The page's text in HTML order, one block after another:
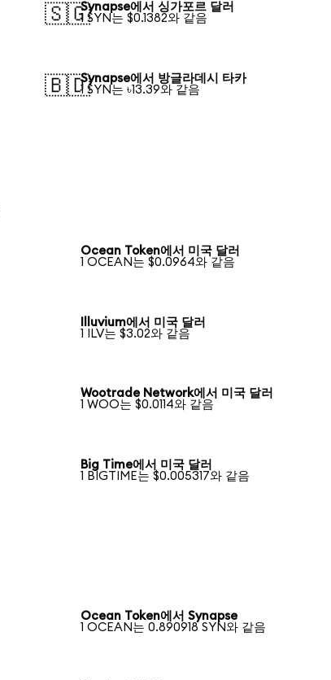
🇸🇬Synapse에서 싱가포르 달러
1 SYN는 $0.1382와 같음
🇧🇩Synapse에서 방글라데시 타카
1 SYN는 ৳13.39와 같음
Ocean Token에서 미국 달러
1 OCEAN는 $0.0964와 같음
Illuvium에서 미국 달러
1 ILV는 $3.02와 같음
Wootrade Network에서 미국 달러
1 WOO는 $0.0114와 같음
Big Time에서 미국 달러
1 BIGTIME는 $0.005317와 같음
Ocean Token에서 Synapse
1 OCEAN는 0.890918 SYN와 같음